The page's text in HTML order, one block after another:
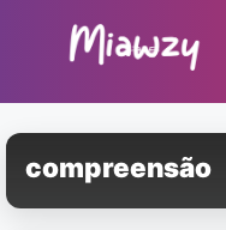
conteúdo
compreensão